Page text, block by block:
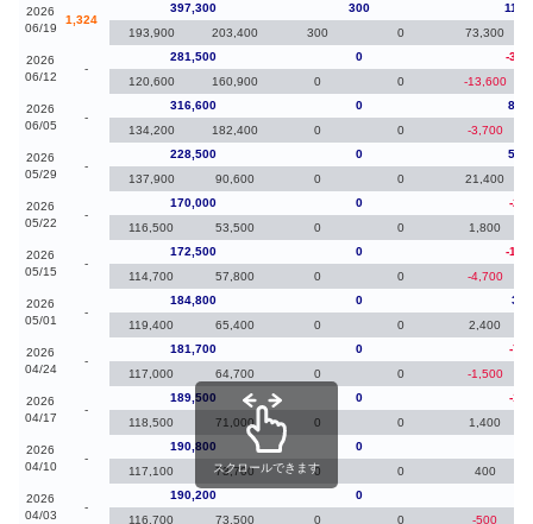
2026
06/19
1,324
397,300 300
193,900
203,400 300 0 73,300
2026
06/12
-
281,500 0
-
120,600
160,900 0 0 -13,600
2026
06/05
-
316,600 0
134,200
182,400 0 0 -3,700
2026
05/29
-
228,500 0
137,900
90,600 0 0 21,400
2026
05/22
-
170,000 0
-
116,500
53,500 0 0 1,800
2026
05/15
-
172,500 0
-
114,700
57,800 0 0 -4,700
2026
05/01
-
184,800 0
119,400
65,400 0 0 2,400
2026
04/24
-
181,700 0
-
117,000
64,700 0 0 -1,500
2026
04/17
-
189,500 0
-
118,500
71,000 0 0 1,400
2026
04/10
-
190,800 0
117,100
73,700 0 0 400
2026
04/03
-
190,200 0
116,700
73,500 0 0 -500
スクロールできます